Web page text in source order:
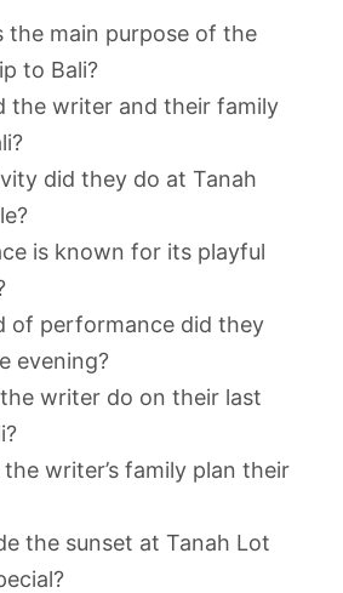
the main purpose of the
to Bali?
the writer and their family
did they do at Tanah
is known for its playful
of performance did they
evening?
writer do on their last
writer’s family plan their
the sunset at Tanah Lot